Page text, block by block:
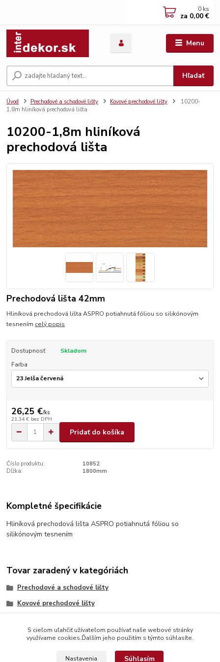
Menu
Hľadať
0 ks
za 0,00 €
Úvod Prechodové a schodové lišty Kovové prechodové lišty
10200-
1,8m hliníková prechodová lišta
10200-1,8m hliníková
prechodová lišta
Prechodová lišta 42mm
Hliníková prechodová lišta ASPRO potiahnutá fóliou so silikónovým
tesnením celý popis
Dostupnosť
Skladom
Farba
26,25 €/ks
21,34 € bez DPH
Pridať do košíka
Číslo produktu:
10852
Dĺžka:
1800mm
Kompletné špecifikácie
Hliníková prechodová lišta ASPRO potiahnutá fóliou so
silikónovým tesnením
Tovar zaradený v kategóriách
Prechodové a schodové lišty
Kovové prechodové lišty
S cieľom uľahčiť užívateľom používať naše webové stránky
využívame cookies.Ďalším jeho použitím s týmto súhlasíte.
Nastavenia Súhlasím